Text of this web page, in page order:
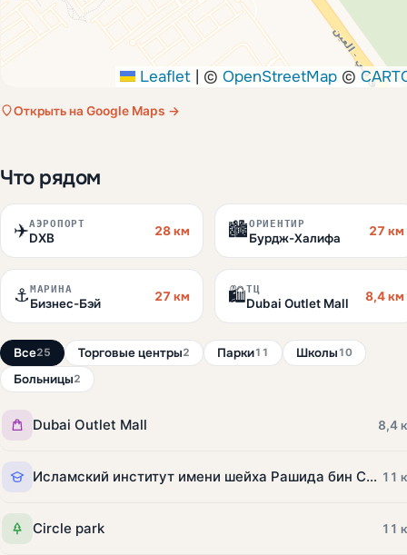
Leaflet | © OpenStreetMap ©
Открыть на Google Maps →
Что рядом
✈️АЭРОПОРТ
DXB
28 км 🏙️ОРИЕНТИР
Бурдж-Халифа
27 км
⚓ МАРИНА
Бизнес-Бэй
27 км 🛍️ТЦ
Dubai Outlet Mall
8,4 км
Все25 Торговые центры2 Парки11 Школы10
Больницы2
Dubai Outlet Mall 8,4
Исламский институт имени шейха Рашида бин Саида 11
Circle park 11